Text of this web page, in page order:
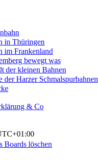
in Thüringen
Frankenland
bewegt was
der kleinen Bahnen
Harzer Schmalspurbahnen
& Co
Boards löschen